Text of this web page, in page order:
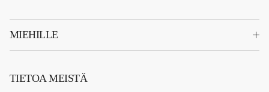
MIEHILLE
TIETOA MEISTÄ